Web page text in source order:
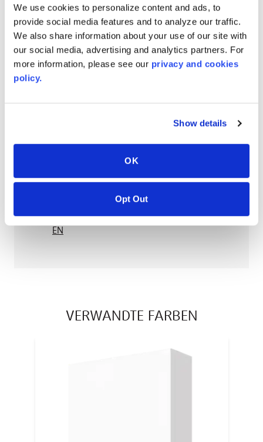
We use cookies to personalize content and ads, to
provide social media features and to analyze our traffic.
We also share information about your use of our site with
our social media, advertising and analytics partners. For
more information, please see our privacy and cookies
policy.
Show details
OK
Opt Out
AVONITE® 15 YEAR Warranty
PT # :110-118
VERÖFFENTLICHUNGSDATUM:
VERÖFFENTLICHUNGSDATUM
EN
VERWANDTE FARBEN